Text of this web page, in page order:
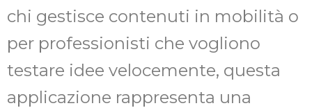
chi gestisce contenuti in mobilità o
per professionisti che vogliono
testare idee velocemente, questa
applicazione rappresenta una